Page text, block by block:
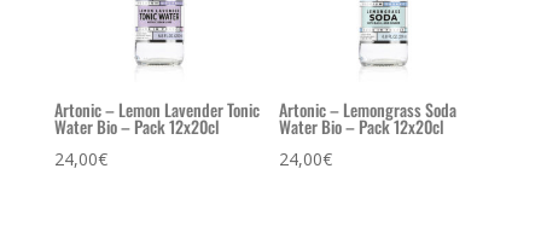
Artonic – Lemon Lavender Tonic
Water Bio – Pack 12x20cl
24,00€
Artonic – Lemongrass Soda
Water Bio – Pack 12x20cl
24,00€